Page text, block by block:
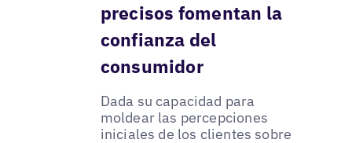
precisos fomentan la
confianza del
consumidor
Dada su capacidad para
moldear las percepciones
iniciales de los clientes sobre